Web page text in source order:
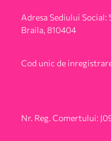
Adresa Sediului Social:
Braila, 810404
Cod unic de
Nr. Reg. Comertului: